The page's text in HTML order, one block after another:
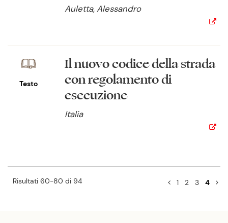
Auletta, Alessandro
Testo
Il nuovo codice della strada
con regolamento di
esecuzione
Italia
Risultati 60-80 di 94 1 2 3 4